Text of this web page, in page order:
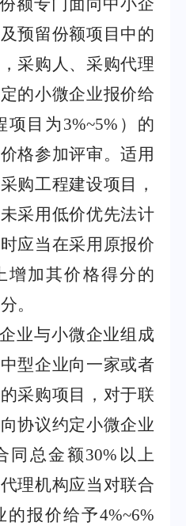
额专门面向中小企
预留份额项目中的
采购人、采购代理
的小微企业报价给
项目为 3%~5% ）的
格参加评审。适用
购工程建设项目，
采用低价优先法计
应当在采用原报价
增加其价格得分的
。
业与小微企业组成
型企业向一家或者
采购项目，对于联
协议约定小微企业
同总金额30% 以上
理机构应当对联合
的报价给予4%~6%